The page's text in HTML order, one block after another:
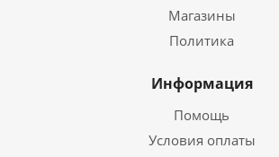
Магазины
Политика
Информация
Помощь
Условия оплаты